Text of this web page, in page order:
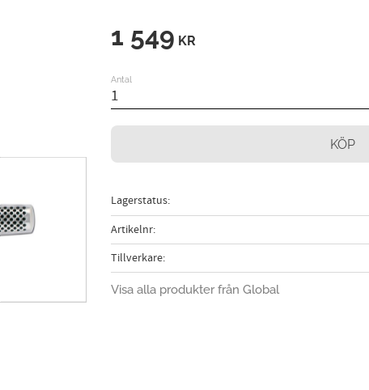
1 549 KR
Antal
KÖP
Lagerstatus
Artikelnr
Tillverkare
Visa alla produkter från Global